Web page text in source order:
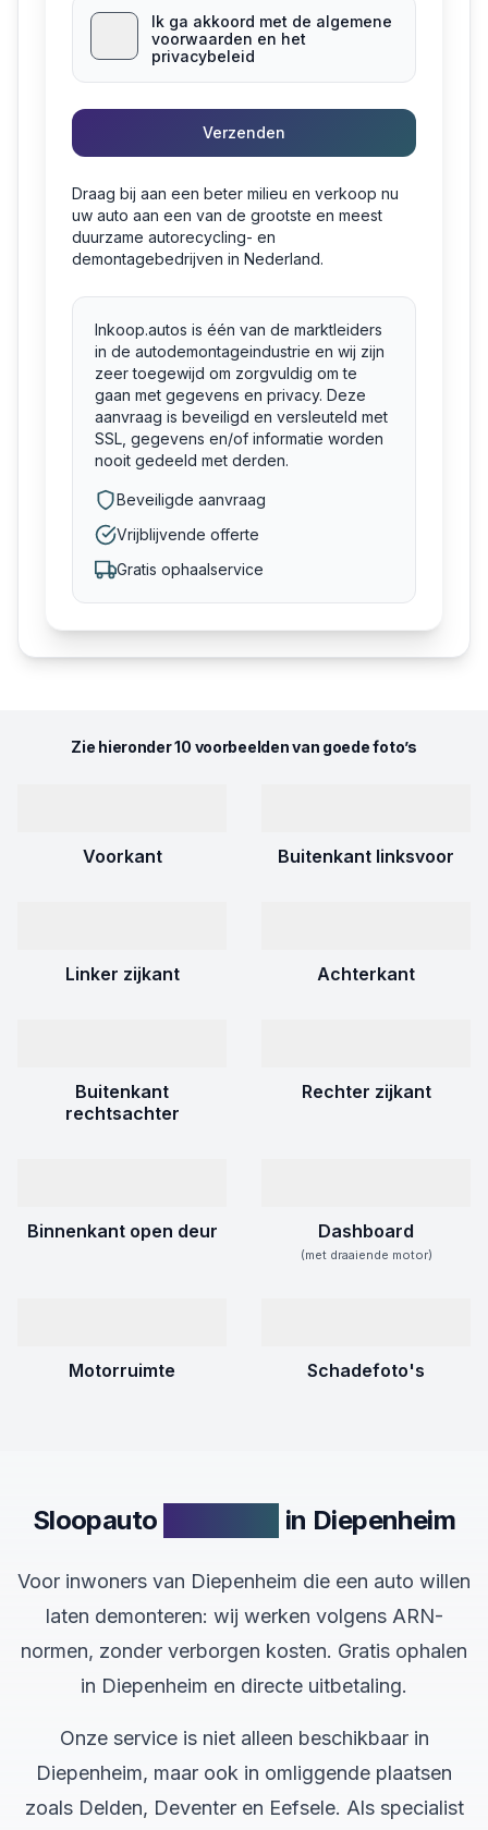
Ik ga akkoord met de algemene
voorwaarden en het
privacybeleid
Verzenden
Draag bij aan een beter milieu en verkoop nu
uw auto aan een van de grootste en meest
duurzame autorecycling- en
demontagebedrijven in Nederland.
Inkoop.autos is één van de marktleiders
in de autodemontageindustrie en wij zijn
zeer toegewijd om zorgvuldig om te
gaan met gegevens en privacy. Deze
aanvraag is beveiligd en versleuteld met
SSL, gegevens en/of informatie worden
nooit gedeeld met derden.
Beveiligde aanvraag
Vrijblijvende offerte
Gratis ophaalservice
Zie hieronder 10 voorbeelden van goede foto’s
Voorkant Buitenkant linksvoor
Linker zijkant Achterkant
Buitenkant
rechtsachter
Rechter zijkant
Binnenkant open deur Dashboard
(met draaiende motor)
Motorruimte Schadefoto's
Sloopauto in Diepenheim
Voor inwoners van Diepenheim die een auto willen
laten demonteren: wij werken volgens ARN-
normen, zonder verborgen kosten. Gratis ophalen
in Diepenheim en directe uitbetaling.
Onze service is niet alleen beschikbaar in
Diepenheim, maar ook in omliggende plaatsen
zoals Delden, Deventer en Eefsele. Als specialist